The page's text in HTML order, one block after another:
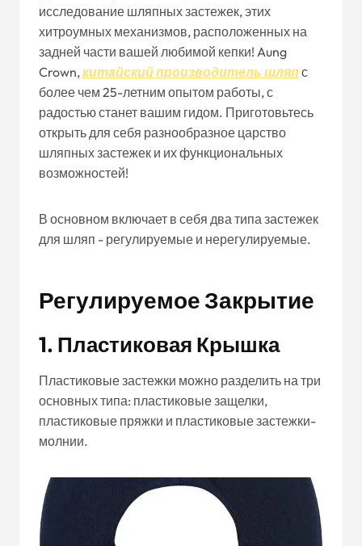
исследование шляпных застежек, этих
хитроумных механизмов, расположенных на
задней части вашей любимой кепки! Aung
Crown,китайский производитель шляпс
более чем 25-летним опытом работы, с
радостью станет вашим гидом. Приготовьтесь
открыть для себя разнообразное царство
шляпных застежек и их функциональных
возможностей!
В основном включает в себя два типа застежек
для шляп - регулируемые и нерегулируемые.
Регулируемое Закрытие
1. Пластиковая Крышка
Пластиковые застежки можно разделить на три
основных типа: пластиковые защелки,
пластиковые пряжки и пластиковые застежки-
молнии.